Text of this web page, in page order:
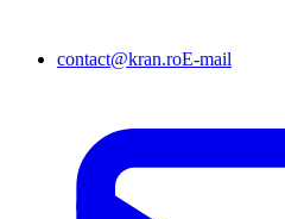
contact@kran.roE-mail